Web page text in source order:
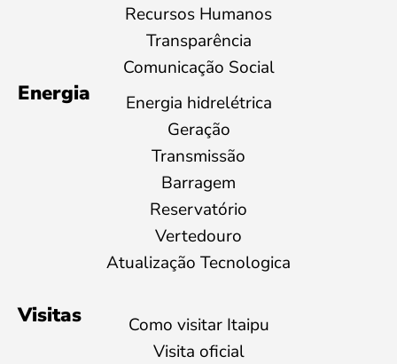
Recursos Humanos
Transparência
Comunicação Social
Energia
Energia hidrelétrica
Geração
Transmissão
Barragem
Reservatório
Vertedouro
Atualização Tecnologica
Visitas
Como visitar Itaipu
Visita oficial